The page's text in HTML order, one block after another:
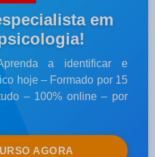
em
a identificar e
hoje – Formado por 15
– 100% online – por
AGORA